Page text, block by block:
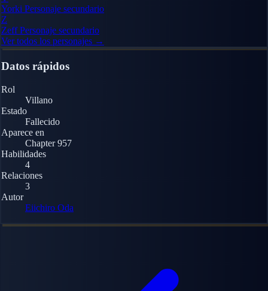
Yorki Personaje secundario
Z
ZeffPersonaje secundario
Ver todos los personajes →
Datos rápidos
Rol
Villano
Estado
Fallecido
Aparece en
Chapter 957
Habilidades
4
Relaciones
3
Autor
Eiichiro Oda